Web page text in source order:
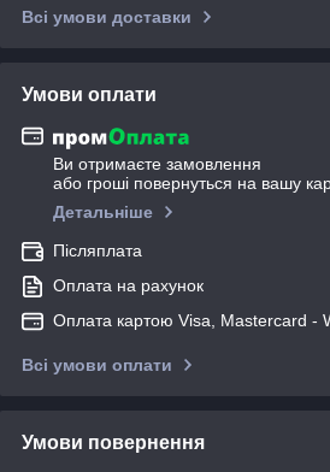
Всі умови доставки
Умови оплати
Ви отримаєте замовлення
або гроші повернуться на вашу
Детальніше
Післяплата
Оплата на рахунок
Оплата картою Visa, Mastercard -
Всі умови оплати
Умови повернення